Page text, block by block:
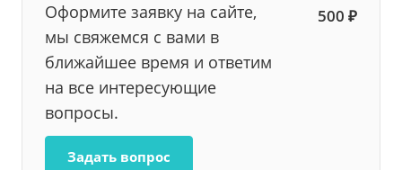
Оформите заявку на сайте,
мы свяжемся с вами в
ближайшее время и ответим
на все интересующие
вопросы.
500 ₽
Задать вопрос